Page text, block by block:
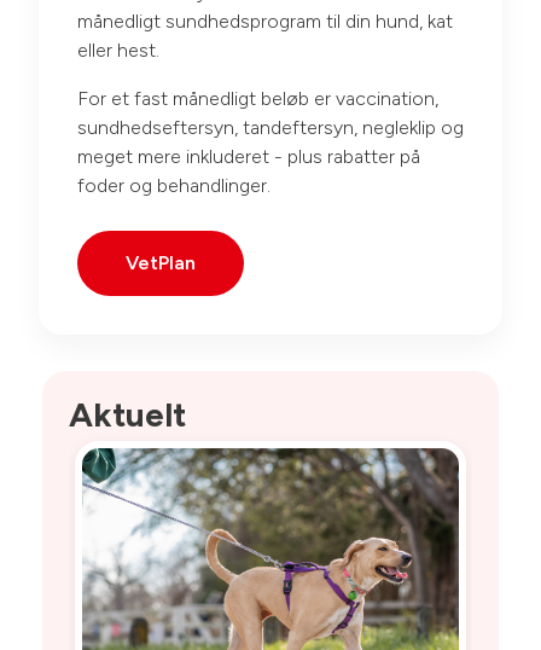
månedligt sundhedsprogram til din hund, kat
eller hest.
For et fast månedligt beløb er vaccination,
sundhedseftersyn, tandeftersyn, negleklip og
meget mere inkluderet - plus rabatter på
foder og behandlinger.
VetPlan
Aktuelt